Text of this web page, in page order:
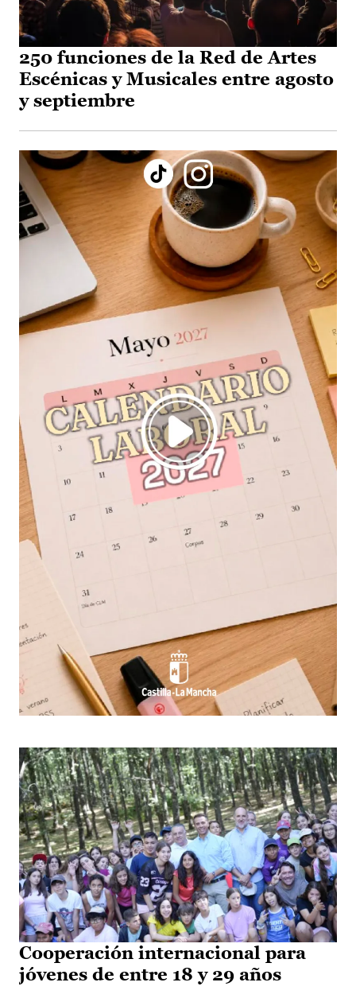
250 funciones de la Red de Artes
Escénicas y Musicales entre agosto
y septiembre
Cooperación internacional para
jóvenes de entre 18 y 29 años